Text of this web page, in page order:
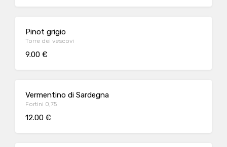
Pinot grigio
Torre dei vescovi
9.00 €
Vermentino di Sardegna
Fortini 0,75
12.00 €